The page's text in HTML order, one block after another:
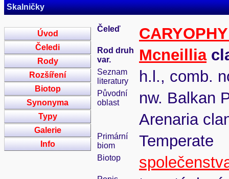
Skalničky
Úvod
Čeledi
Rody
Rozšíření
Biotop
Synonyma
Typy
Galerie
Info
Čeleď
Rod druh
var.
Mcneillia
Seznam
literatury
h.l., comb.
Původní
oblast
nw. Balkan
Arenaria
Primární
biom
Temperate
Biotop